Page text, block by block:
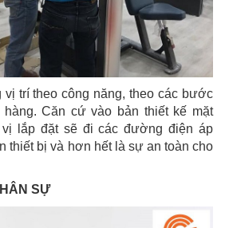
vị trí theo công năng, theo các bước
Căn cứ vào bản thiết kế mặt
vị lắp đặt sẽ đi các đường điện áp
thiết bị và hơn hết là sự an toàn cho
SỰ